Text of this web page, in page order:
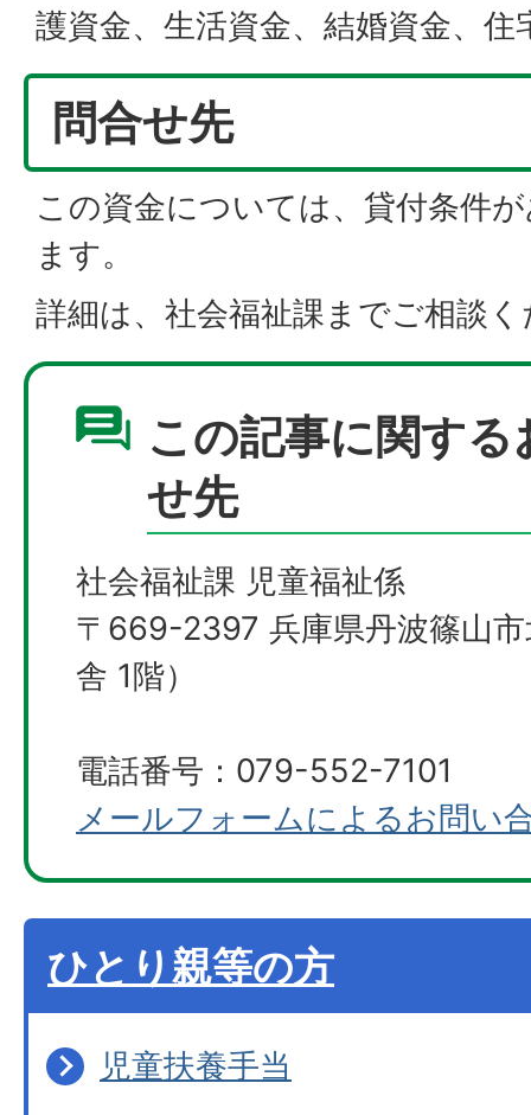
護資金、生活資金、結婚資金、住
問合せ先
この資金については、貸付条件
ます。
詳細は、社会福祉課までご相談
この記事に関する
せ先
社会福祉課 児童福祉係
〒669-2397 兵庫県丹波篠山
舎 1階）
電話番号：079-552-7101
メールフォームによるお問い
ひとり親等の方
児童扶養手当